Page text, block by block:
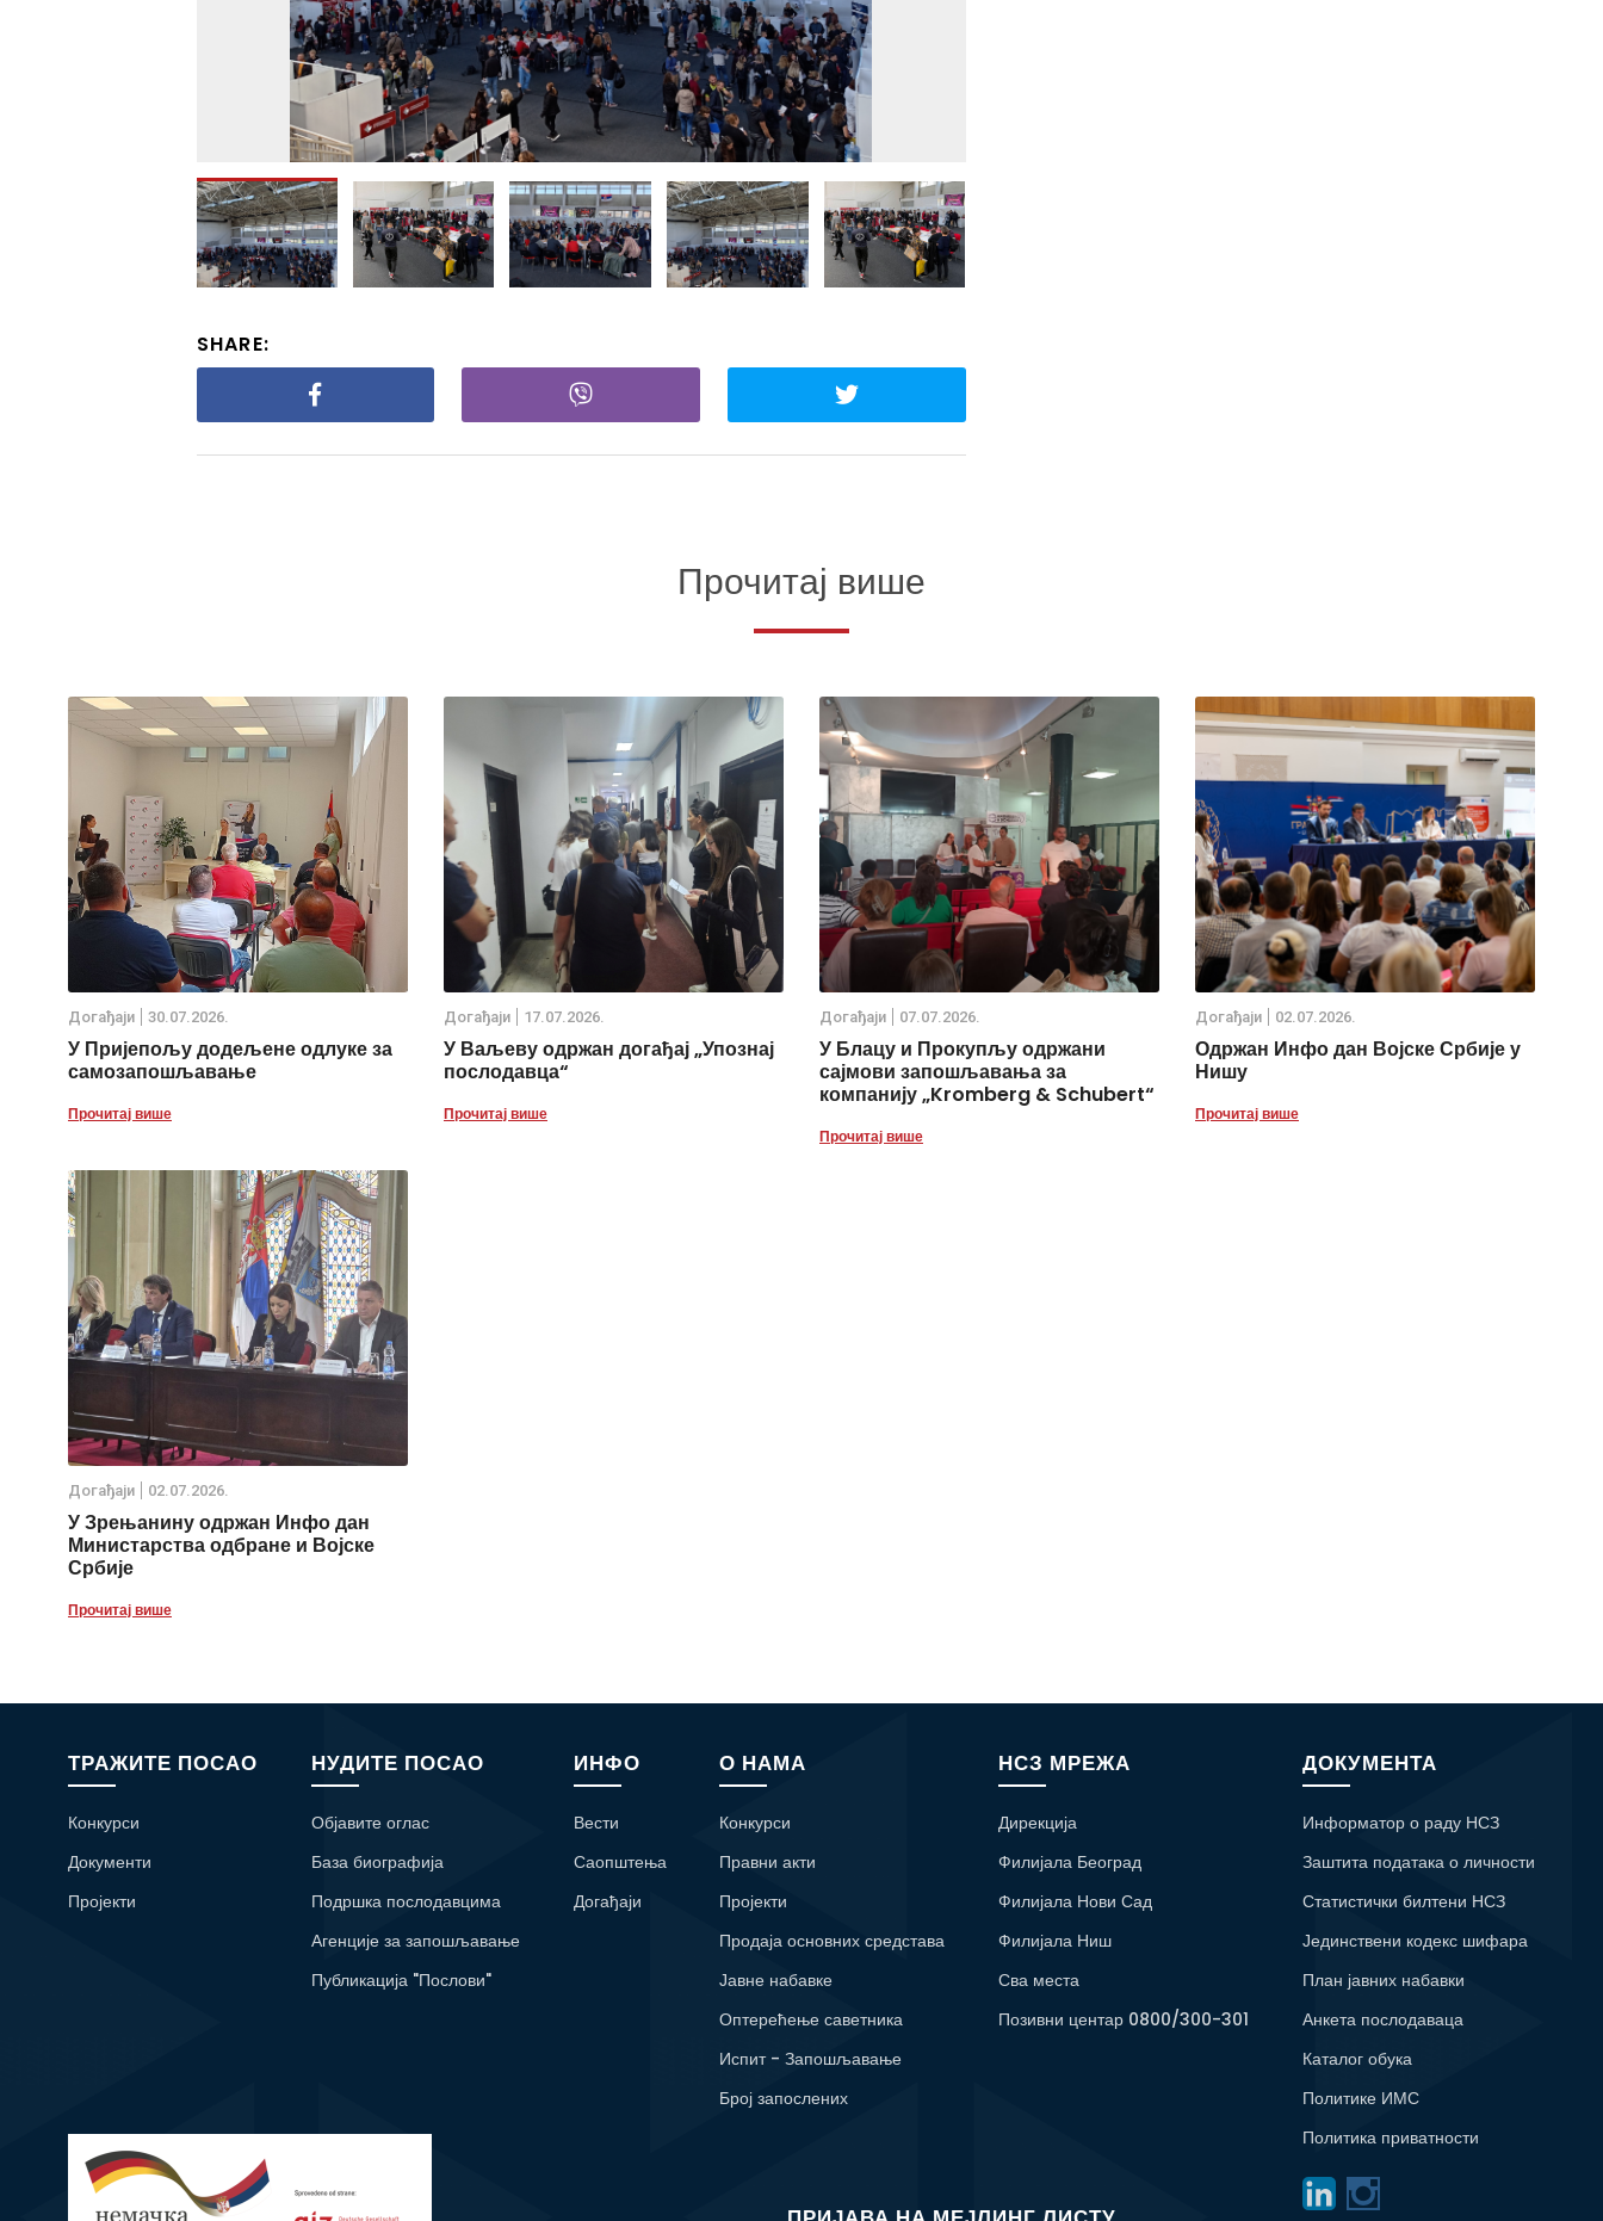
SHARE:
Прочитај више
Дoгађаjи 30.07.2026.
У Пријепољу додељене одлуке за
самозапошљавање
Прочитај више
Дoгађаjи 17.07.2026.
У Ваљеву одржан догађај „Упознај
послодавца“
Прочитај више
Дoгађаjи 07.07.2026.
У Блацу и Прокупљу одржани
сајмови запошљавања за
компанију „Kromberg & Schubert“
Прочитај више
Дoгађаjи 02.07.2026.
Одржан Инфо дан Војске Србије у
Нишу
Прочитај више
Дoгађаjи 02.07.2026.
У Зрењанину одржан Инфо дан
Министарства одбране и Војске
Србије
Прочитај више
ТРАЖИТЕ ПОСАО
Конкурси
Документи
Пројекти
НУДИТЕ ПОСАО
Објавите оглас
База биографија
Подршка послодавцима
Агенције за запошљавање
Публикација "Послови"
ИНФО
Вести
Саопштења
Догађаји
О НАМА
Конкурси
Правни акти
Пројекти
Продаја основних средстава
Јавне набавке
Оптерећење саветника
Испит - Запошљавање
Број запослених
НСЗ МРЕЖА
Дирекција
Филијала Београд
Филијала Нови Сад
Филијала Ниш
Сва места
Позивни центар 0800/300-301
ДОКУМЕНТА
Информатор о раду НСЗ
Заштита података о личности
Статистички билтени НСЗ
Јединствени кодекс шифара
План јавних набавки
Анкета послодаваца
Каталог обука
Политике ИМС
Политика приватности